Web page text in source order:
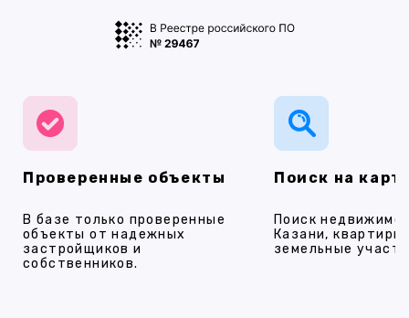
Проверенные объекты
В базе только проверенные
объекты от надежных
застройщиков и
собственников.
Поиск на
Поиск
Казани,
земельные